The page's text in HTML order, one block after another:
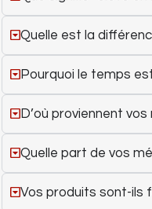
Quelle est la
Pourquoi le temps
D’où proviennent
Quelle part de vos
Vos produits sont-ils